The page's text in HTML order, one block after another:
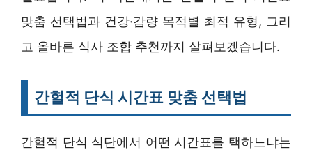
맞춤 선택법과 건강·감량 목적별 최적 유형, 그리
고 올바른 식사 조합 추천까지 살펴보겠습니다.
간헐적 단식 시간표 맞춤 선택법
간헐적 단식 식단에서 어떤 시간표를 택하느냐는